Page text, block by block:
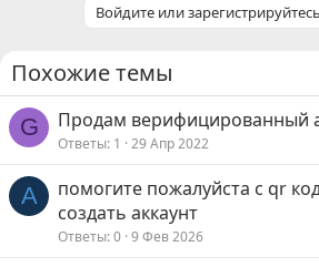
Войдите или
Похожие темы
G Продам верифицированный
Ответы 1 29 Апр 2022
A
помогите пожалуйста с qr
создать аккаунт
Ответы 0 9 Фев 2026